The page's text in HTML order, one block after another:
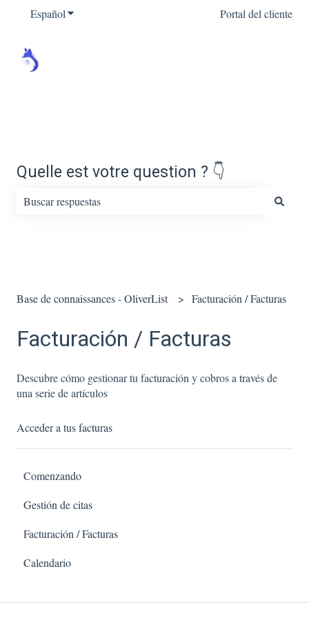
EspañolTraducciones de Mostrar submenú dePortal del cliente
Quelle est votre question ? 👇
Base de connaissances - OliverList Facturación / Facturas
Facturación / Facturas
Descubre cómo gestionar tu facturación y cobros a través de
una serie de artículos
Acceder a tus facturas
Comenzando
Gestión de citas
Facturación / Facturas
Calendario